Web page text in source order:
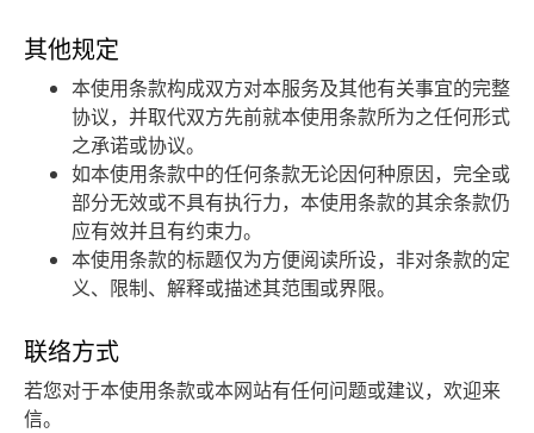
其他规定
本使用条款构成双方对本服务及其他有关事宜的完整
协议，并取代双方先前就本使用条款所为之任何形式
之承诺或协议。
如本使用条款中的任何条款无论因何种原因，完全或
部分无效或不具有执行力，本使用条款的其余条款仍
应有效并且有约束力。
本使用条款的标题仅为方便阅读所设，非对条款的定
义、限制、解释或描述其范围或界限。
联络方式
若您对于本使用条款或本网站有任何问题或建议，欢迎来
信。